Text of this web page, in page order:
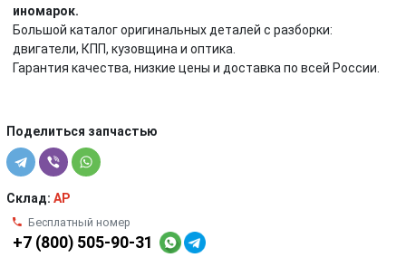
иномарок.
Большой каталог оригинальных деталей с разборки:
двигатели, КПП, кузовщина и оптика.
Гарантия качества, низкие цены и доставка по всей России.
Поделиться запчастью
Склад: AP
Бесплатный номер
+7 (800) 505-90-31